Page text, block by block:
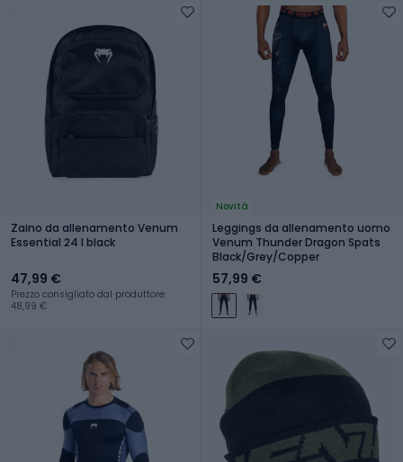
Zaino da allenamento Venum
Essential 24 l black
47,99 €
Prezzo consigliato dal produttore:
48,99 €
Novità
Leggings da allenamento uomo
Venum Thunder Dragon Spats
Black/Grey/Copper
57,99 €